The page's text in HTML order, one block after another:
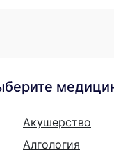
Акушерство
Алгология